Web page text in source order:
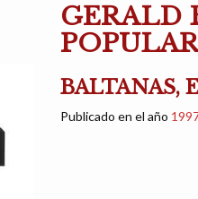
GERALD
BALTANAS,
Publicado en el año